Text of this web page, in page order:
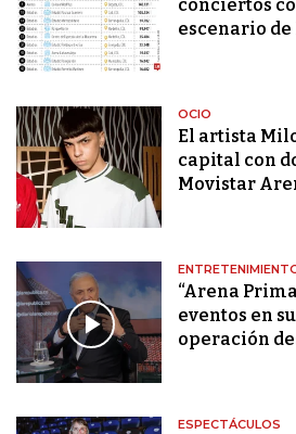
conciertos
escenario
OCIO
El artista
capital con
Movistar
“Arena
eventos en
operación
ESPECTÁCULOS